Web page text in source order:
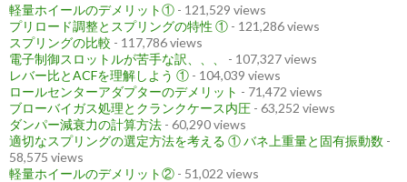
軽量ホイールのデメリット① - 121,529 views
プリロード調整とスプリングの特性 ① - 121,286 views
スプリングの比較 - 117,786 views
電子制御スロットルが苦手な訳、、、
- 107,327 views
レバー比とACFを理解しよう ① - 104,039 views
ロールセンターアダプターのデメリット - 71,472 views
ブローバイガス処理とクランクケース内圧 - 63,252 views
ダンパー減衰力の計算方法 - 60,290 views
適切なスプリングの選定方法を考える ① バネ上重量と固有振動数 -
58,575 views
軽量ホイールのデメリット② - 51,022 views